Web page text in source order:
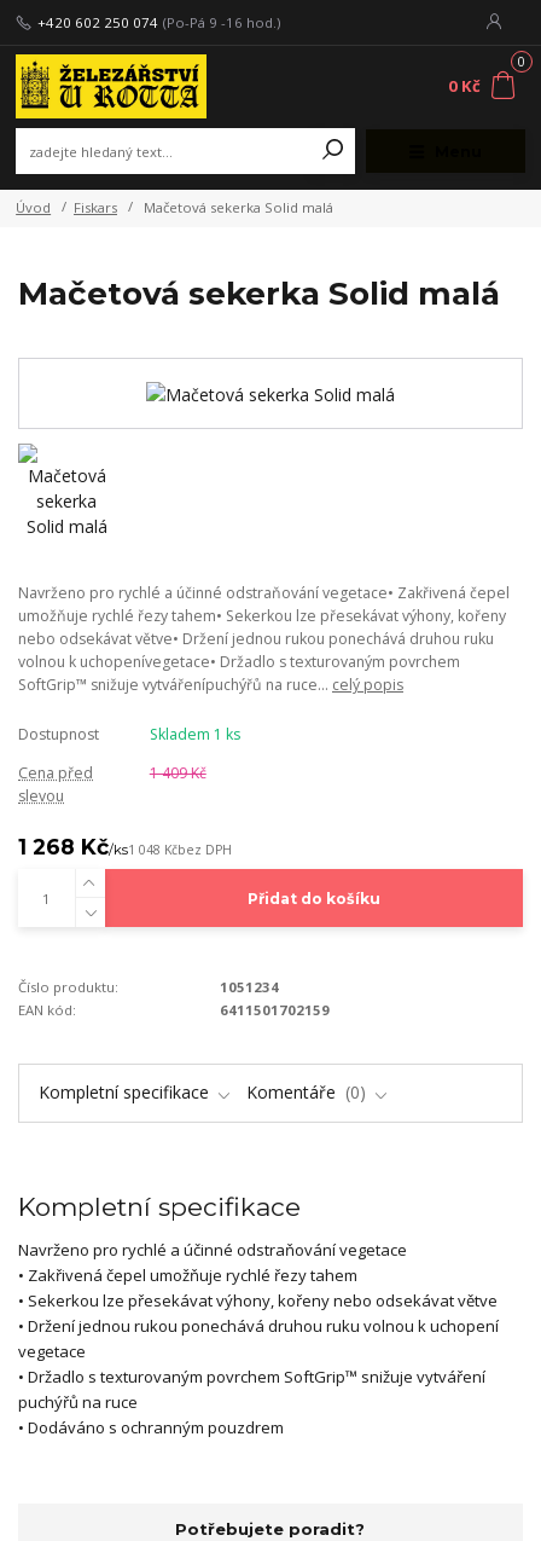
+420 602 250 074 (Po-Pá 9 -16 hod.)
0
0 Kč
Úvod Fiskars Mačetová sekerka Solid malá
Mačetová sekerka Solid malá
Navrženo pro rychlé a účinné odstraňování vegetace• Zakřivená čepel
umožňuje rychlé řezy tahem• Sekerkou lze přesekávat výhony, kořeny
nebo odsekávat větve• Držení jednou rukou ponechává druhou ruku
volnou k uchopenívegetace• Držadlo s texturovaným povrchem
SoftGrip™ snižuje vytvářenípuchýřů na ruce... celý popis
Dostupnost
Skladem 1 ks
Cena před
slevou
1 409 Kč
1 268 Kč/ks1 048 Kčbez DPH
Přidat do košíku
Číslo produktu:
1051234
EAN kód:
6411501702159
Kompletní specifikace Komentáře 0
Kompletní specifikace
Navrženo pro rychlé a účinné odstraňování vegetace
• Zakřivená čepel umožňuje rychlé řezy tahem
• Sekerkou lze přesekávat výhony, kořeny nebo odsekávat větve
• Držení jednou rukou ponechává druhou ruku volnou k uchopení
vegetace
• Držadlo s texturovaným povrchem SoftGrip™ snižuje vytváření
puchýřů na ruce
• Dodáváno s ochranným pouzdrem
Potřebujete poradit?